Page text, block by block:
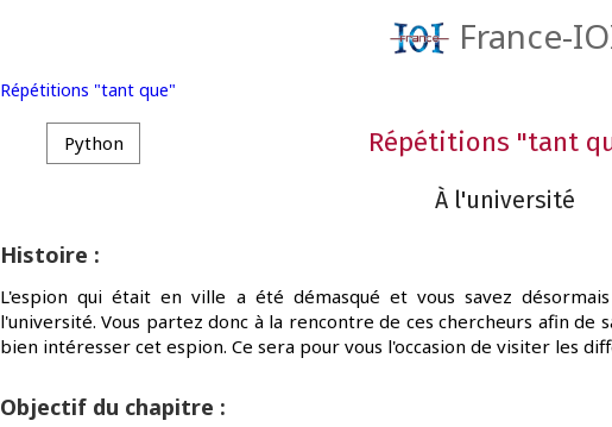
France-
Répétitions "tant que"
Python Répétitions "tant
À l'université
Histoire :
L'espion qui était en ville a été démasqué et vous savez
l'université. Vous partez donc à la rencontre de ces chercheurs afin
bien intéresser cet espion. Ce sera pour vous l'occasion de visiter les
Objectif du chapitre :